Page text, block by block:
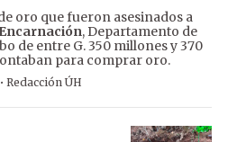
oro que fueron asesinados a
Encarnación, Departamento de
de entre G. 350 millones y 370
para comprar oro.
· Redacción ÚH